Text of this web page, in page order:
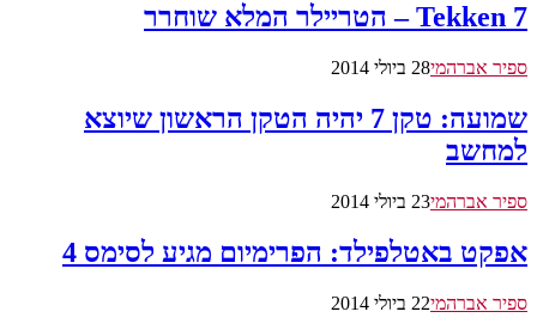
Tekken 7 – הטריילר המלא שוחרר
ספיר אברהמי28 ביולי 2014
שמועה: טקן 7 יהיה הטקן הראשון שיוצא
למחשב
ספיר אברהמי23 ביולי 2014
אפקט באטלפילד: הפרימיום מגיע לסימס 4
ספיר אברהמי22 ביולי 2014